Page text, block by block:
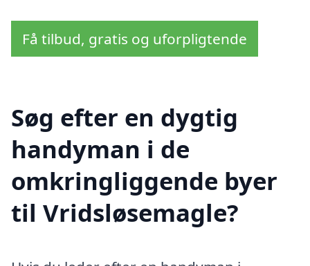
Få tilbud, gratis og uforpligtende
Søg efter en dygtig
handyman i de
omkringliggende byer
til Vridsløsemagle?